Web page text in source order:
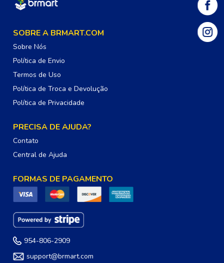
SOBRE A BRMART.COM
Sobre Nós
Política de Envio
Termos de Uso
Política de Troca e Devolução
Política de Privacidade
PRECISA DE AJUDA?
Contato
Central de Ajuda
FORMAS DE PAGAMENTO
954-806-2909
support@brmart.com